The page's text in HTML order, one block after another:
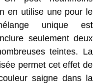
en utilise une pour le
unique est
seulement deux
teintes. La
permet cet effet de
saigne dans la